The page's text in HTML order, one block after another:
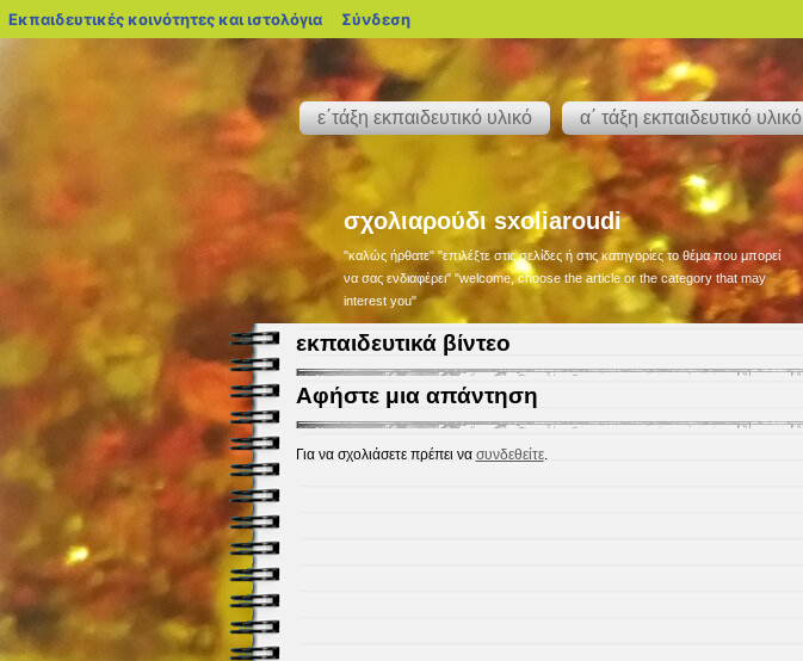
ε΄τάξη εκπαιδευτικό υλικό α΄ τάξη εκπαιδευτικό υλικό
σχολιαρούδι sxoliaroudi
"καλώς ήρθατε" "επιλέξτε στις σελίδες ή στις κατηγορίες το θέμα που μπορεί
να σας ενδιαφέρει" "welcome, choose the article or the category that may
interest you"
εκπαιδευτικά βίντεο
Αφήστε μια απάντηση
Για να σχολιάσετε πρέπει να συνδεθείτε.
Εκπαιδευτικές κοινότητες και ιστολόγια blogs.sch.gr
Σύνδεση